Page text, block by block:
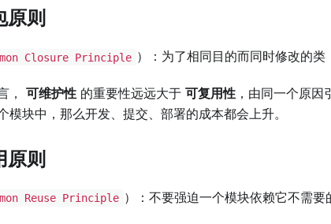
原则
Closure Principle ）：为了相同目的而同时修改的类
， 可维护性 的重要性远远大于 可复用性 ，由同一个原
模块中，那么开发、提交、部署的成本都会上升。
原则
Reuse Principle ）：不要强迫一个模块依赖它不需要